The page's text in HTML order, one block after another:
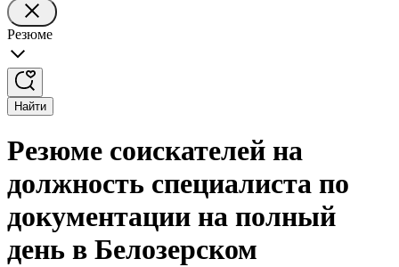
Резюме
Найти
Резюме соискателей на
должность специалиста по
документации на полный
день в Белозерском